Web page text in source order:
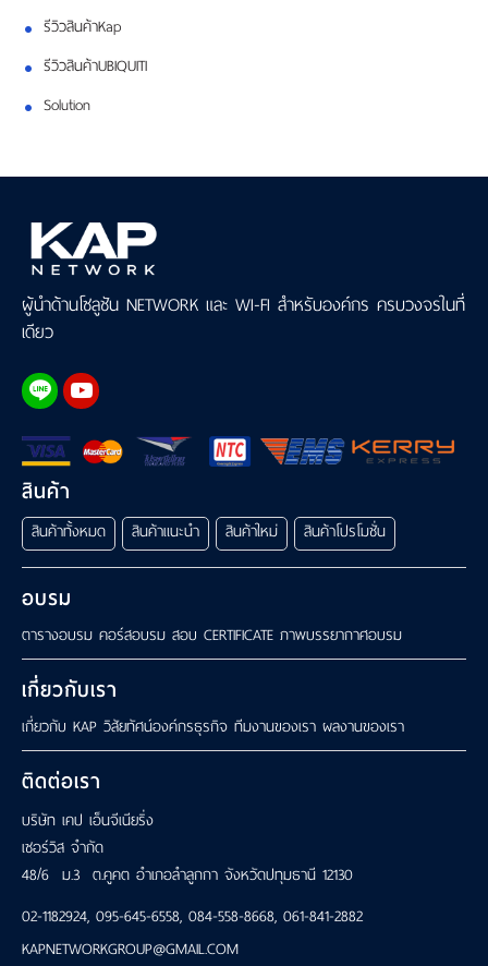
รีวิวสินค้าKap
รีวิวสินค้าUBIQUITI
Solution
ผู้นำด้านโซลูชัน NETWORK และ WI-FI สำหรับองค์กร ครบวงจรในที่
เดียว
สินค้า
สินค้าทั้งหมด สินค้าแนะนำ สินค้าใหม่ สินค้าโปรโมชั่น
อบรม
ตารางอบรม คอร์สอบรม สอบ CERTIFICATE ภาพบรรยากาศอบรม
เกี่ยวกับเรา
เกี่ยวกับ KAP วิสัยทัศน์องค์กรธุรกิจ ทีมงานของเรา ผลงานของเรา
ติดต่อเรา
บริษัท เคป เอ็นจีเนียริ่ง
เซอร์วิส จำกัด
48/6 ม.3 ต.คูคต อำเภอลำลูกกา จังหวัดปทุมธานี 12130
02-1182924, 095-645-6558, 084-558-8668, 061-841-2882
KAPNETWORKGROUP@GMAIL.COM